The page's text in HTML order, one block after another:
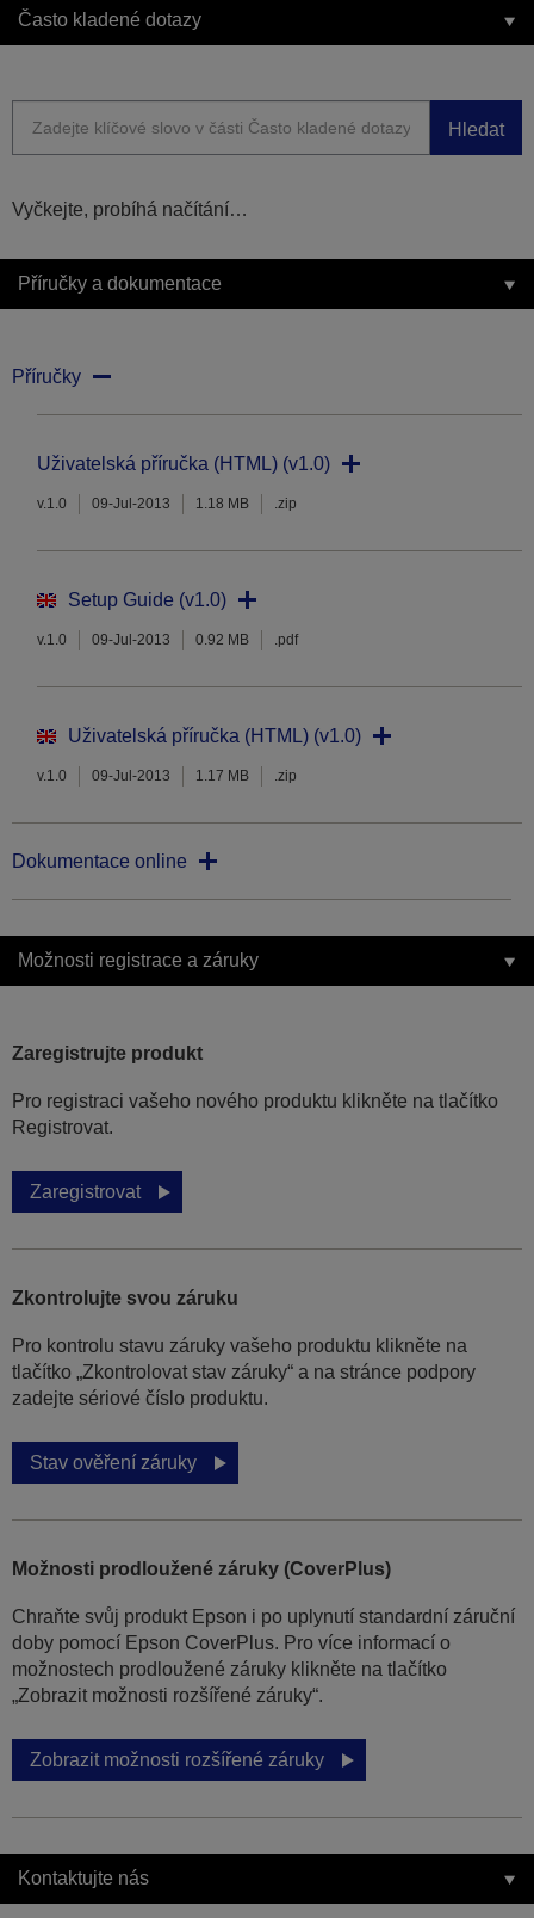
Často kladené dotazy
Hledat
Vyčkejte, probíhá načítání…
Příručky a dokumentace
Příručky
Uživatelská příručka (HTML) (v1.0)
v.1.0 09-Jul-2013 1.18 MB .zip
Setup Guide (v1.0)
v.1.0 09-Jul-2013 0.92 MB .pdf
Uživatelská příručka (HTML) (v1.0)
v.1.0 09-Jul-2013 1.17 MB .zip
Dokumentace online
Možnosti registrace a záruky
Zaregistrujte produkt
Pro registraci vašeho nového produktu klikněte na tlačítko
Registrovat.
Zaregistrovat
Zkontrolujte svou záruku
Pro kontrolu stavu záruky vašeho produktu klikněte na
tlačítko „Zkontrolovat stav záruky“ a na stránce podpory
zadejte sériové číslo produktu.
Stav ověření záruky
Možnosti prodloužené záruky (CoverPlus)
Chraňte svůj produkt Epson i po uplynutí standardní záruční
doby pomocí Epson CoverPlus. Pro více informací o
možnostech prodloužené záruky klikněte na tlačítko
„Zobrazit možnosti rozšířené záruky“.
Zobrazit možnosti rozšířené záruky
Kontaktujte nás